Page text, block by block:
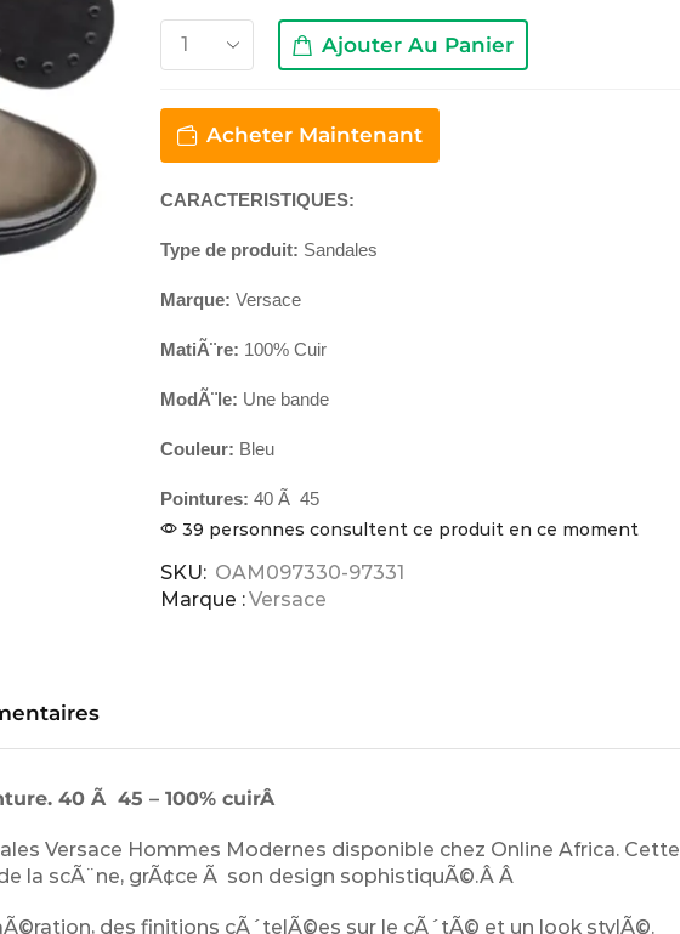
Ajouter Au Panier
Acheter Maintenant
CARACTERISTIQUES:
Type de produit: Sandales
Marque: Versace
MatiÃ¨re: 100% Cuir
ModÃ¨le: Une bande
Couleur: Bleu
Pointures: 40 Ã 45
39 personnes consultent ce produit en ce moment
SKU: OAM097330-97331
Marque :Versace
40 Ã 45 – 100% cuirÂ
Versace Hommes Modernes disponible chez Online Africa. Cette
la scÃ¨ne, grÃ¢ce Ã son design sophistiquÃ©.Â Â
des finitions cÃ´telÃ©es sur le cÃ´tÃ© et un look stylÃ©.